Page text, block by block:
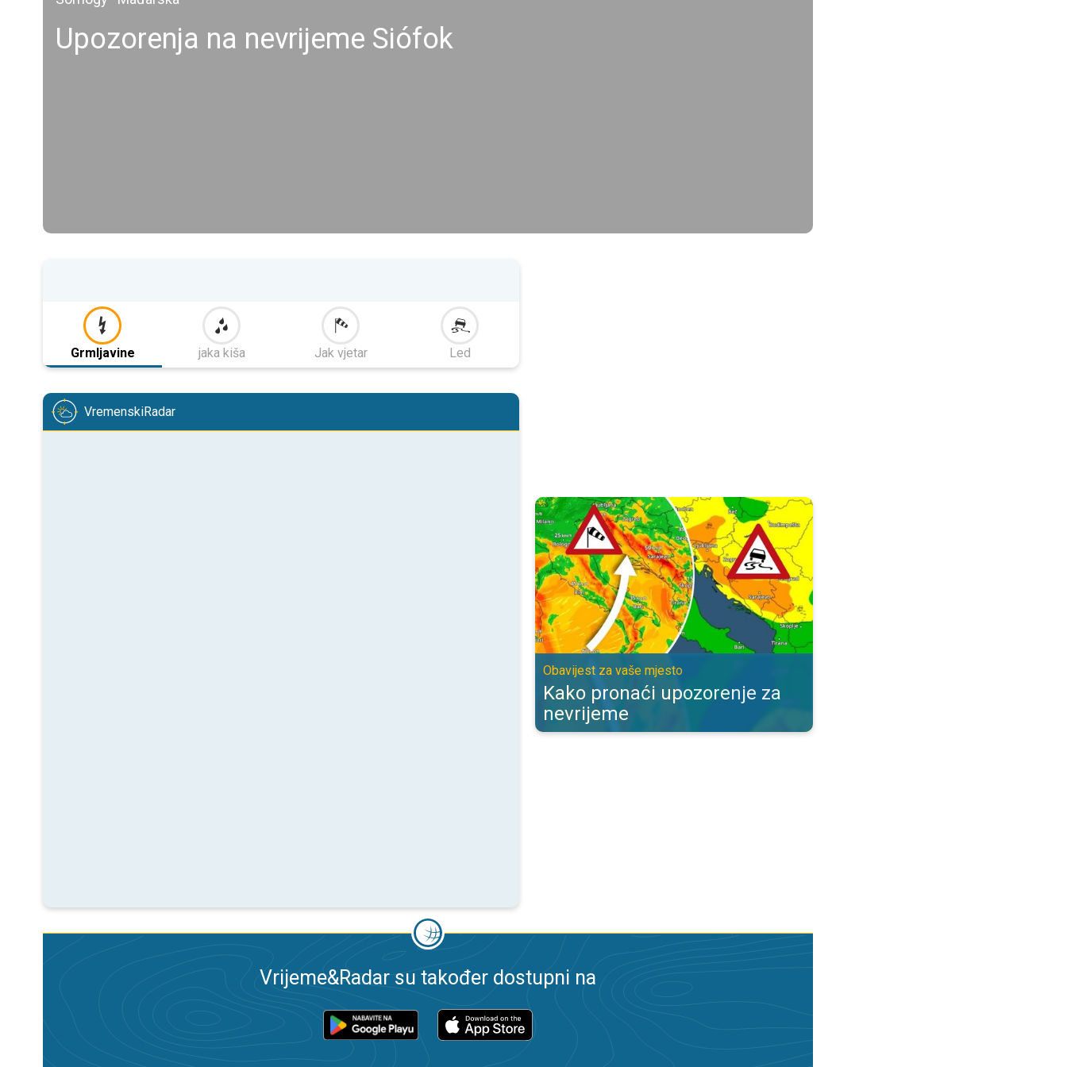
Upozorenja na nevrijeme Siófok
Grmljavine jaka kiša Jak vjetar Led
VremenskiRadar
Kako pronaći upozorenje za nevrijeme. Obavijest za vaše mjesto. . .
Obavijest za vaše mjesto
Kako pronaći upozorenje za
nevrijeme
Vrijeme&Radar su također dostupni na